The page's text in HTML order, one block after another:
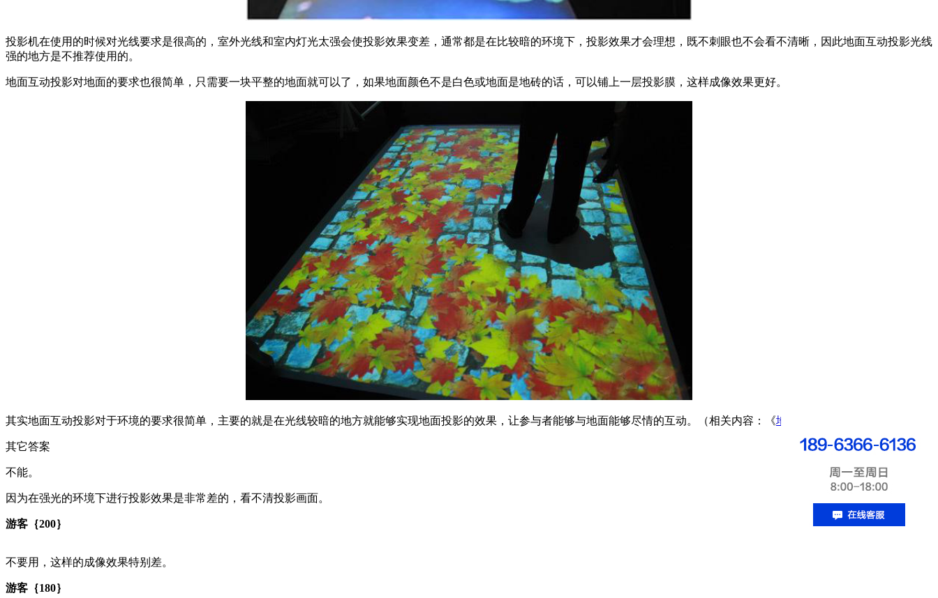
投影机在使用的时候对光线要求是很高的，室外光线和室内灯光太强会使投影效果变差，通常都是在比较暗的环境下，投影效果才会理想，既不刺眼也不会看不清晰，因此地面互动投影光线
强的地方是不推荐使用的。
地面互动投影对地面的要求也很简单，只需要一块平整的地面就可以了，如果地面颜色不是白色或地面是地砖的话，可以铺上一层投影膜，这样成像效果更好。
其实地面互动投影对于环境的要求很简单，主要的就是在光线较暗的地方就能够实现地面投影的效果，让参与者能够与地面能够尽情的互动。（相关内容：《地面互动投影安装方法
其它答案
不能。
因为在强光的环境下进行投影效果是非常差的，看不清投影画面。
游客｛200｝
不要用，这样的成像效果特别差。
游客｛180｝